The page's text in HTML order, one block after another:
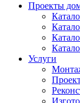
Проекты
Услуги